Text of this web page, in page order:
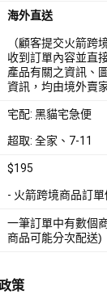
海外直送
（顧客提交火箭跨
收到訂單內容並直
產品有關之資訊、
資訊，均由境外賣
宅配: 黑貓宅急便
超取: 全家、7-11
$195
- 火箭跨境商品訂
一筆訂單中有數個
商品可能分次配送)
策